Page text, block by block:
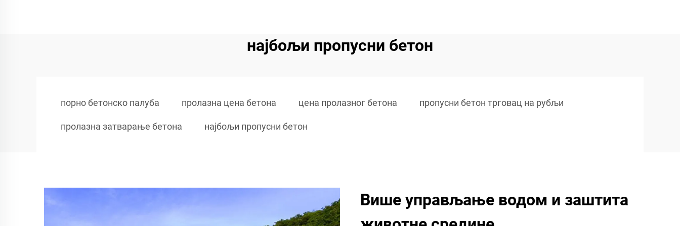
најбољи пропусни бетон
порно бетонско палуба пролазна цена бетона цена пролазног бетона пропусни бетон трговац на рубљи
пролазна затварање бетона најбољи пропусни бетон
Више управљање водом и заштита